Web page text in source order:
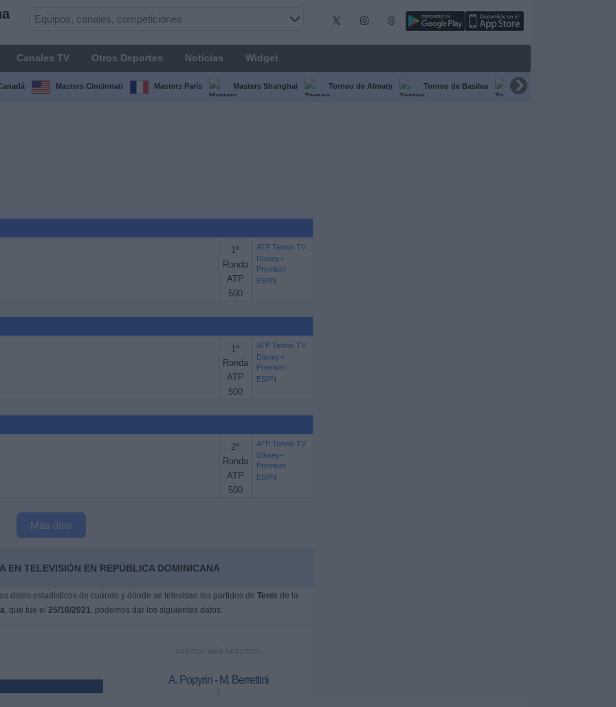
Canales TV Otros Deportes Noticias Widget
Masters Cincinnati Masters París Masters Shanghai Torneo de Almaty Torneo de Basilea Torneo de Chengdú
1ª
Ronda
ATP
500
ATP Tennis TV
Disney+
Premium
ESPN
1ª
Ronda
ATP
500
ATP Tennis TV
Disney+
Premium
ESPN
2ª
Ronda
ATP
500
ATP Tennis TV
Disney+
Premium
ESPN
Más días
EN TELEVISIÓN EN REPÚBLICA DOMINICANA
datos estadísticos de cuándo y dónde se televisan los partidos de Tenis de la
, que fue el 25/10/2021, podemos dar los siguientes datos:
PARTIDO MÁS REPETIDO
A. Popyrin - M. Berrettini
2